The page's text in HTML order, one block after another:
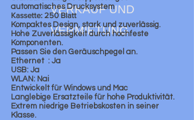
VERKAUF UND
VERMIETUNG
automatisches Drucksystem
Kassette: 250 Blatt
Kompaktes Design, stark und zuverlässig.
Hohe Zuverlässigkeit durch hochfeste
Komponenten.
Passen Sie den Geräuschpegel an.
Ethernet : Ja
USB: Ja
WLAN: Nai
Entwickelt für Windows und Mac
Langlebige Ersatzteile für hohe Produktivität.
Extrem niedrige Betriebskosten in seiner
Klasse.